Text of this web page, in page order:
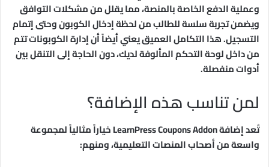
وعملية الدفع الخاصة بالمنصة، مما يقلل من مشكلات التوافق
ويضمن تجربة سلسة للطالب من لحظة إدخال الكوبون وحتى إتمام
التسجيل. هذا التكامل العميق يعني أيضاً أن إدارة الكوبونات تتم
من داخل لوحة التحكم المألوفة لديك، دون الحاجة إلى التنقل بين
أدوات منفصلة.
لمن تناسب هذه الإضافة؟
تُعد إضافة LearnPress Coupons Addon خياراً مثالياً لمجموعة
واسعة من أصحاب المنصات التعليمية، ومنهم: